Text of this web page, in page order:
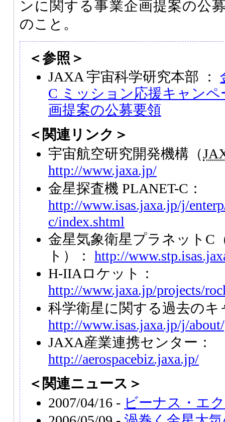
ンに関する事業企画提案の公
のこと。
＜参照＞
JAXA 宇宙科学研究本部 ：
C ミッション応援キャン
画提案の公募要領
＜関連リンク＞
宇宙航空研究開発機構（
http://www.jaxa.jp/
金星探査機 PLANET-C：
http://www.isas.jaxa.jp/j/
c/index.shtml
金星気象衛星プラネットC
ト）： http://
H-IIAロケット：
http://www.jaxa.jp/projects/
科学衛星に関する過去の
http://www.isas.jaxa.jp/j/
JAXA産業連携センター：
http://aerospacebiz.jaxa.jp/
＜関連ニュース＞
2007/04/16 - ビーナス・エ